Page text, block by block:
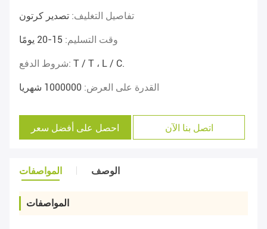
تفاصيل التغليف: تصدير كرتون
وقت التسليم: 15-20 يومًا
شروط الدفع: T / T ، L / C.
القدرة على العرض: 1000000 شهريا
احصل على أفضل سعر اتصل بنا الآن
المواصفات الوصف
المواصفات